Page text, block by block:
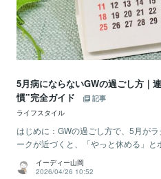
5月病にならないGWの過ごし方｜
慣”完全ガイド
記事
ライフスタイル
はじめに：GWの過ごし方で、5月が
ークが近づくと、「やっと休める」と
イーディー山岡
2026/04/26 10:52